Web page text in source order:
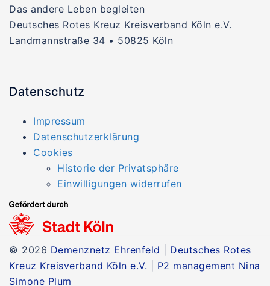
Das andere Leben begleiten
Deutsches Rotes Kreuz Kreisverband Köln e.V.
Landmannstraße 34 • 50825 Köln
Datenschutz
Impressum
Datenschutzerklärung
Cookies
Historie der Privatsphäre
Einwilligungen widerrufen
© 2026 Demenznetz Ehrenfeld
Deutsches Rotes
Kreuz Kreisverband Köln e.V.
P2 management Nina
Simone Plum